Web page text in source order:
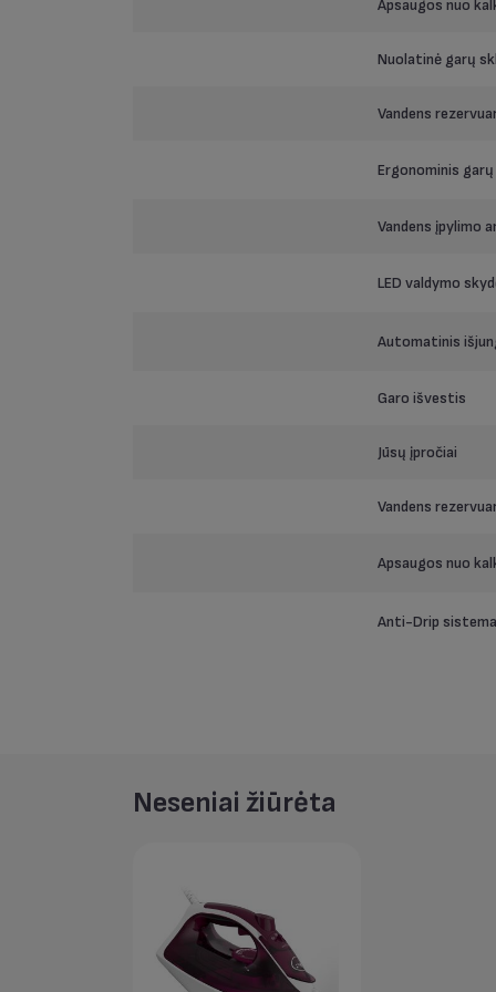
Apsaugos nuo
Nuolatinė garų
Vandens
Ergonominis
Vandens įpylimo
LED valdymo
Automatinis
Garo išvestis
Jūsų įpročiai
Vandens
Apsaugos nuo
Anti-Drip sistema
Neseniai žiūrėta